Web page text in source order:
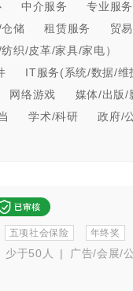
中介服务 专业服
储 租赁服务 贸
织/皮革/家具/家电）
IT服务(系统/数据/维
网络游戏 媒体/出版/
学术/科研 政府/
五项社会保险 年终奖
少于50人 |
广告/会展/